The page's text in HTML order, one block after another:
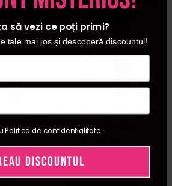
otel
Nippes Penseta din otel
inoxidabil 709
44,90
Adauga in cos
să vezi ce poți primi?
tale mai jos și descoperă discountul!
Politica de confidentialitate
DISCOUNTUL